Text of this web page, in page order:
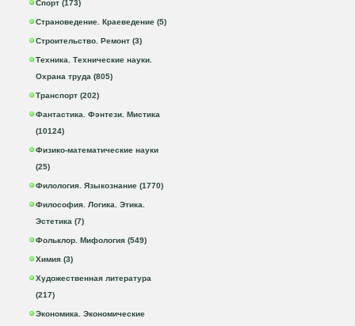
Спорт (173)
Страноведение. Краеведение (5)
Строительство. Ремонт (3)
Техника. Технические науки.
Охрана труда (805)
Транспорт (202)
Фантастика. Фэнтези. Мистика
(10124)
Физико-математические науки
(25)
Филология. Языкознание (1770)
Философия. Логика. Этика.
Эстетика (7)
Фольклор. Мифология (549)
Химия (3)
Художественная литература
(217)
Экономика. Экономические